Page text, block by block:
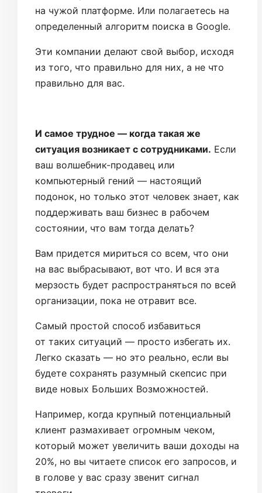
на чужой платформе. Или полагаетесь на
определенный алгоритм поиска в Google.
Эти компании делают свой выбор, исходя
из того, что правильно для них, а не что
правильно для вас.
И самое трудное — когда такая же
ситуация возникает с сотрудниками. Если
ваш волшебник-продавец или
компьютерный гений — настоящий
подонок, но только этот человек знает, как
поддерживать ваш бизнес в рабочем
состоянии, что вам тогда делать?
Вам придется мириться со всем, что они
на вас выбрасывают, вот что. И вся эта
мерзость будет распространяться по всей
организации, пока не отравит все.
Самый простой способ избавиться
от таких ситуаций — просто избегать их.
Легко сказать — но это реально, если вы
будете сохранять разумный скепсис при
виде новых Больших Возможностей.
Например, когда крупный потенциальный
клиент размахивает огромным чеком,
который может увеличить ваши доходы на
20%, но вы читаете список его запросов, и
в голове у вас сразу звенит сигнал